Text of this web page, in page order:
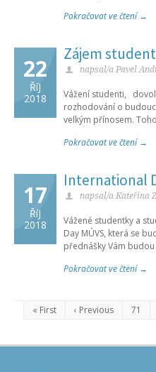
Pokračovat ve čtení →
22
ŘíJ
2018
Zájem
napsal/a Pavel
Vážení studenti,
rozhodování o
velkým přínosem.
Pokračovat ve čtení →
17
ŘíJ
2018
International
napsal/a Kateřina
Vážené studentky a
Day MÚVS, která se
přednášky Vám
Pokračovat ve čtení →
« First ‹ Previous 71